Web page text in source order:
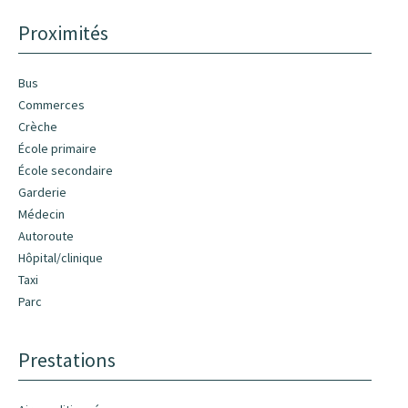
Proximités
Bus
Commerces
Crèche
École primaire
École secondaire
Garderie
Médecin
Autoroute
Hôpital/clinique
Taxi
Parc
Prestations